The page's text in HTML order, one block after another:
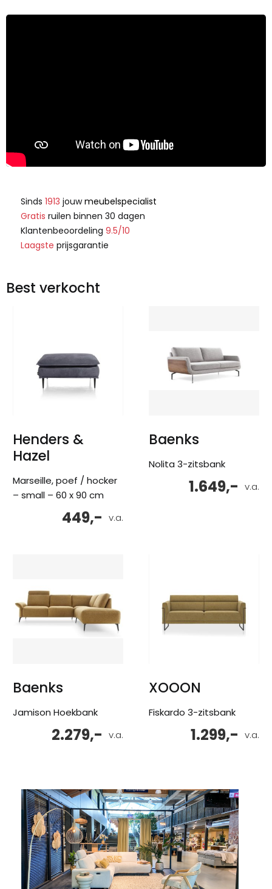
Sinds 1913 jouwmeubelspecialist
Gratis ruilen binnen 30 dagen
Klantenbeoordeling 9.5/10
Laagste prijsgarantie
Best verkocht
Henders &
Hazel
Marseille, poef / hocker
– small – 60 x 90 cm
v.a.
449,-
Baenks
Nolita 3-zitsbank
v.a.
1.649,-
Baenks
Jamison Hoekbank
v.a.
2.279,-
XOOON
Fiskardo 3-zitsbank
v.a.
1.299,-